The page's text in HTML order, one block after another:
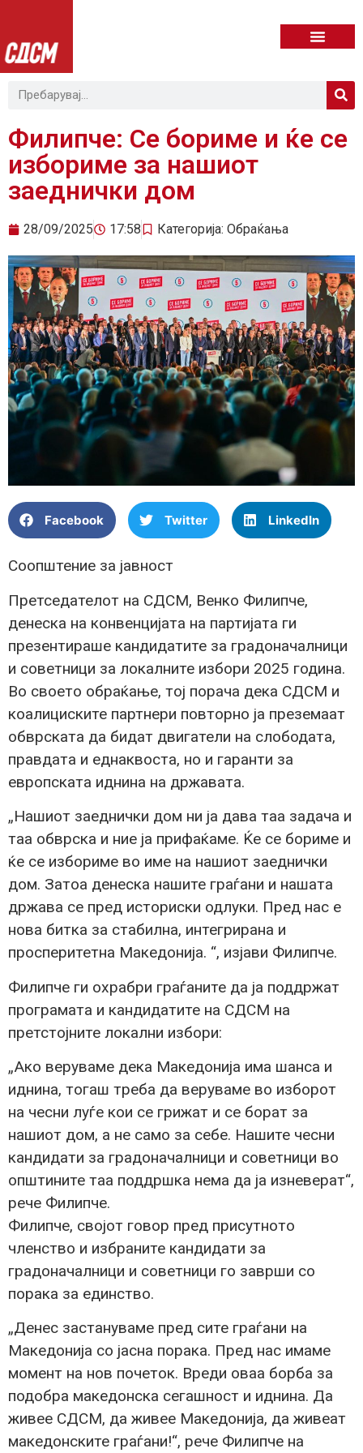
Филипче: Се бориме и ќе се
избориме за нашиот
заеднички дом
28/09/2025 17:58 Категорија: Обраќања
Facebook Twitter LinkedIn
Соопштение за јавност
Претседателот на СДСМ, Венко Филипче,
денеска на конвенцијата на партијата ги
презентираше кандидатите за градоначалници
и советници за локалните избори 2025 година.
Во своето обраќање, тој порача дека СДСМ и
коалициските партнери повторно ја преземаат
обврската да бидат двигатели на слободата,
правдата и еднаквоста, но и гаранти за
европската иднина на државата.
„Нашиот заеднички дом ни ја дава таа задача и
таа обврска и ние ја прифаќаме. Ќе се бориме и
ќе се избориме во име на нашиот заеднички
дом. Затоа денеска нашите граѓани и нашата
држава се пред историски одлуки. Пред нас е
нова битка за стабилна, интегрирана и
просперитетна Македонија. “, изјави Филипче.
Филипче ги охрабри граѓаните да ја поддржат
програмата и кандидатите на СДСМ на
претстојните локални избори:
„Ако веруваме дека Македонија има шанса и
иднина, тогаш треба да веруваме во изборот
на чесни луѓе кои се грижат и се борат за
нашиот дом, а не само за себе. Нашите чесни
кандидати за градоначалници и советници во
општините таа поддршка нема да ја изневерат“,
рече Филипче.
Филипче, својот говор пред присутното
членство и избраните кандидати за
градоначалници и советници го заврши со
порака за единство.
„Денес застануваме пред сите граѓани на
Македонија со јасна порака. Пред нас имаме
момент на нов почеток. Вреди оваа борба за
подобра македонска сегашност и иднина. Да
живее СДСМ, да живее Македонија, да живеат
македонските граѓани!“, рече Филипче на